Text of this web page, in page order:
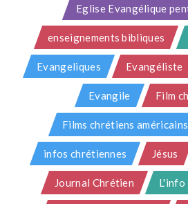
Eglise Evangélique
enseignements bibliques
Evangeliques Evangéliste
Evangile Film
Films chrétiens
infos chrétiennes Jésus
Journal Chrétien L'info